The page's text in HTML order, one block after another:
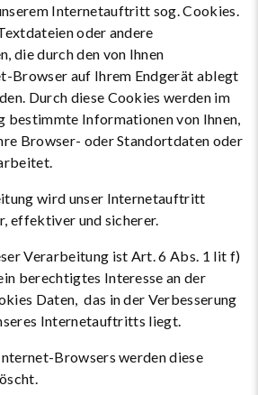
Internetauftritt sog. Cookies.
oder andere
die durch den von Ihnen
Browser auf Ihrem Endgerät ablegt
Durch diese Cookies werden im
bestimmte Informationen von Ihnen,
Browser- oder Standortdaten oder
wird unser Internetauftritt
effektiver und sicherer.
Verarbeitung ist Art. 6 Abs. 1 lit f)
berechtigtes Interesse an der
Daten, das in der Verbesserung
Internetauftritts liegt.
Browsers werden diese